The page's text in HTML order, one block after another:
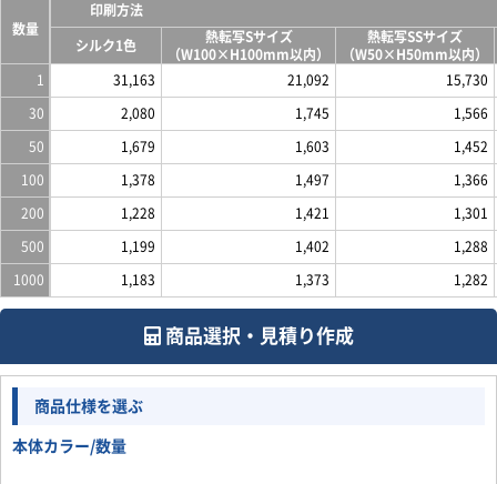
数量
印刷方法
シルク1色
熱転写Sサイズ
（W100×H100mm以内）
熱転写SSサイズ
（W50×H50mm以内）
1
31,163 21,092 15,730
30 2,080 1,745 1,566
50 1,679 1,603 1,452
100 1,378 1,497 1,366
200 1,228 1,421 1,301
500 1,199 1,402 1,288
1000 1,183 1,373 1,282
商品選択・見積り作成
商品仕様を選ぶ
本体カラー/数量